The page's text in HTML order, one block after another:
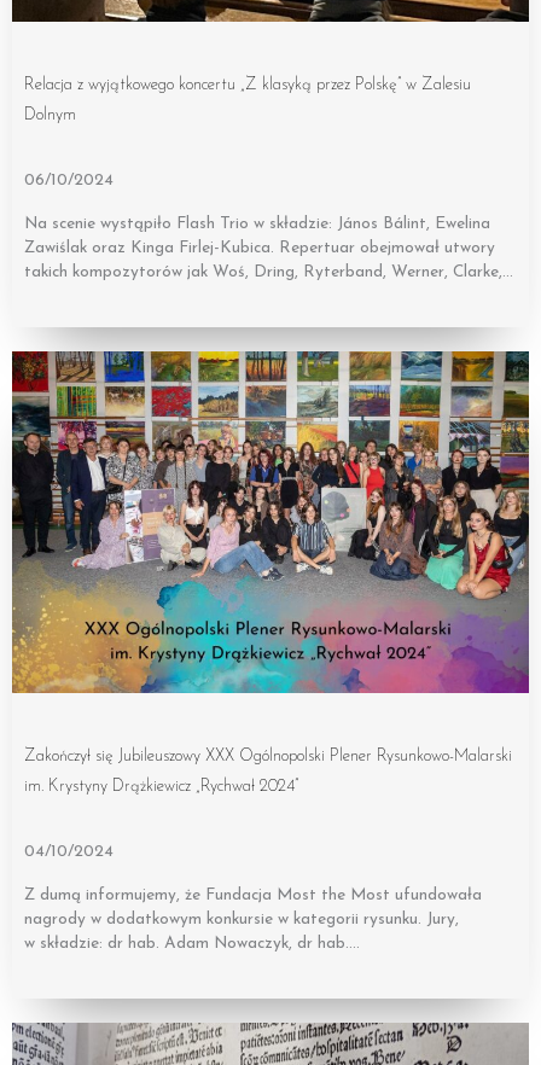
Relacja z wyjątkowego koncertu „Z klasyką przez Polskę” w Zalesiu
Dolnym
06/10/2024
Na scenie wystąpiło Flash Trio w składzie: János Bálint, Ewelina
Zawiślak oraz Kinga Firlej-Kubica. Repertuar obejmował utwory
takich kompozytorów jak Woś, Dring, Ryterband, Werner, Clarke,…
Zakończył się Jubileuszowy XXX Ogólnopolski Plener Rysunkowo-Malarski
im. Krystyny Drążkiewicz „Rychwał 2024”
04/10/2024
Z dumą informujemy, że Fundacja Most the Most ufundowała
nagrody w dodatkowym konkursie w kategorii rysunku. Jury,
w składzie: dr hab. Adam Nowaczyk, dr hab….